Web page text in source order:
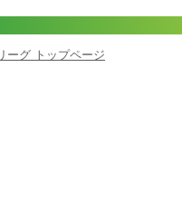
ーグ トップページ